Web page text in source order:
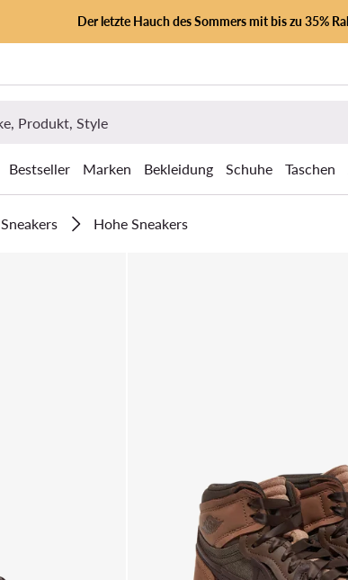
Der letzte Hauch des Sommers mit bis zu 35%
Bestseller Marken Bekleidung Schuhe Taschen
Sneakers Hohe Sneakers